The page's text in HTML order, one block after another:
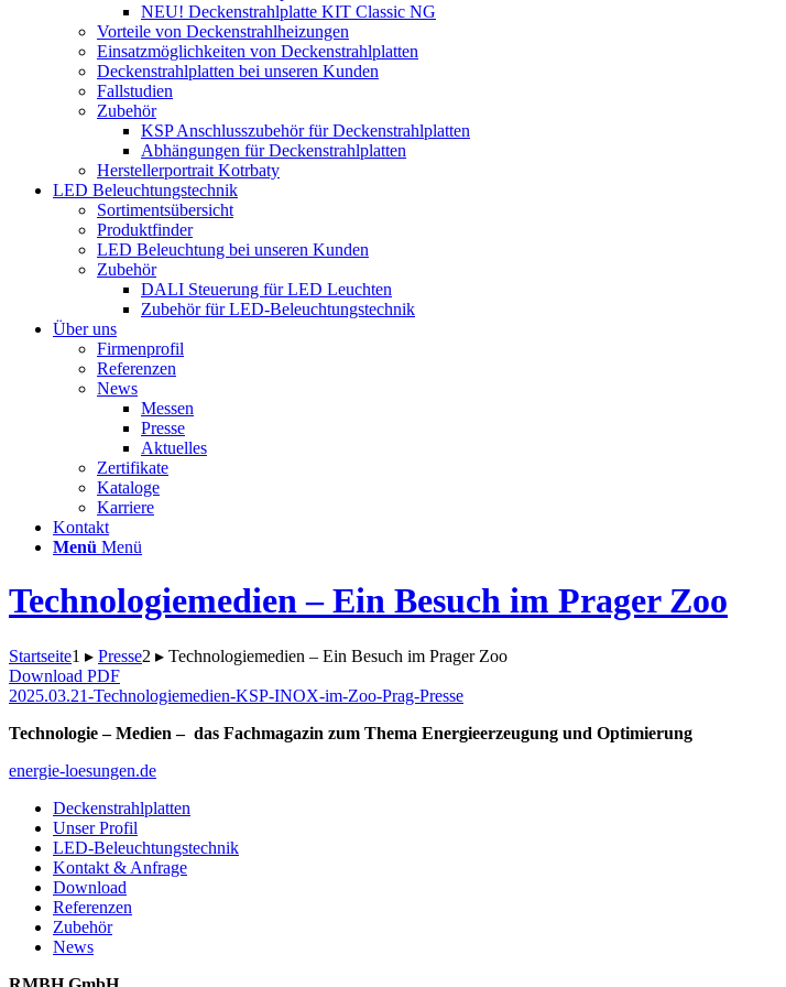
NEU! Deckenstrahlplatte KIT Classic NG
Vorteile von Deckenstrahlheizungen
Einsatzmöglichkeiten von Deckenstrahlplatten
Deckenstrahlplatten bei unseren Kunden
Fallstudien
Zubehör
KSP Anschlusszubehör für Deckenstrahlplatten
Abhängungen für Deckenstrahlplatten
Herstellerportrait Kotrbaty
LED Beleuchtungstechnik
Sortimentsübersicht
Produktfinder
LED Beleuchtung bei unseren Kunden
Zubehör
DALI Steuerung für LED Leuchten
Zubehör für LED-Beleuchtungstechnik
Über uns
Firmenprofil
Referenzen
News
Messen
Presse
Aktuelles
Zertifikate
Kataloge
Karriere
Kontakt
Menü Menü
Technologiemedien – Ein Besuch im Prager Zoo
Startseite1 ▸ Presse2 ▸ Technologiemedien – Ein Besuch im Prager Zoo
Download PDF
2025.03.21-Technologiemedien-KSP-INOX-im-Zoo-Prag-Presse
Technologie – Medien – das Fachmagazin zum Thema Energieerzeugung und Optimierung
energie-loesungen.de
Deckenstrahlplatten
Unser Profil
LED-Beleuchtungstechnik
Kontakt & Anfrage
Download
Referenzen
Zubehör
News